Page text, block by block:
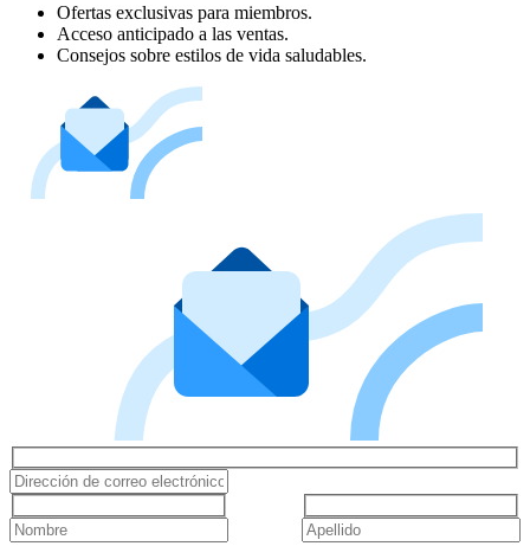
Ofertas exclusivas para miembros.
Acceso anticipado a las ventas.
Consejos sobre estilos de vida saludables.